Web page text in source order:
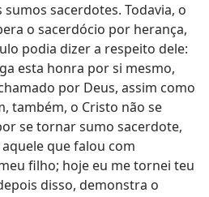
sacerdotes. Todavia, o
o sacerdócio por herança,
podia dizer a respeito dele:
esta honra por si mesmo,
por Deus, assim como
também, o Cristo não se
se tornar sumo sacerdote,
que falou com
filho; hoje eu me tornei teu
disso, demonstra o